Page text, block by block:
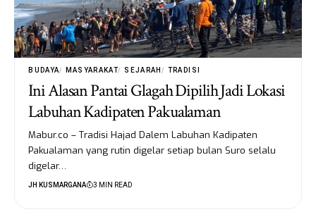
BUDAYA MASYARAKAT SEJARAH TRADISI
Ini Alasan Pantai Glagah Dipilih Jadi Lokasi
Labuhan Kadipaten Pakualaman
Mabur.co – Tradisi Hajad Dalem Labuhan Kadipaten
Pakualaman yang rutin digelar setiap bulan Suro selalu
digelar…
JH KUSMARGANA 3 MIN READ